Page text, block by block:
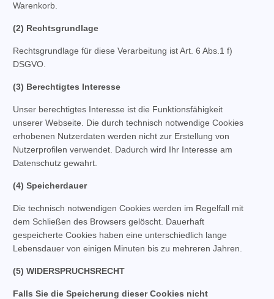
Warenkorb.
(2) Rechtsgrundlage
Rechtsgrundlage für diese Verarbeitung ist Art. 6 Abs.1 f)
DSGVO.
(3) Berechtigtes Interesse
Unser berechtigtes Interesse ist die Funktionsfähigkeit
unserer Webseite. Die durch technisch notwendige Cookies
erhobenen Nutzerdaten werden nicht zur Erstellung von
Nutzerprofilen verwendet. Dadurch wird Ihr Interesse am
Datenschutz gewahrt.
(4) Speicherdauer
Die technisch notwendigen Cookies werden im Regelfall mit
dem Schließen des Browsers gelöscht. Dauerhaft
gespeicherte Cookies haben eine unterschiedlich lange
Lebensdauer von einigen Minuten bis zu mehreren Jahren.
(5) WIDERSPRUCHSRECHT
Falls Sie die Speicherung dieser Cookies nicht